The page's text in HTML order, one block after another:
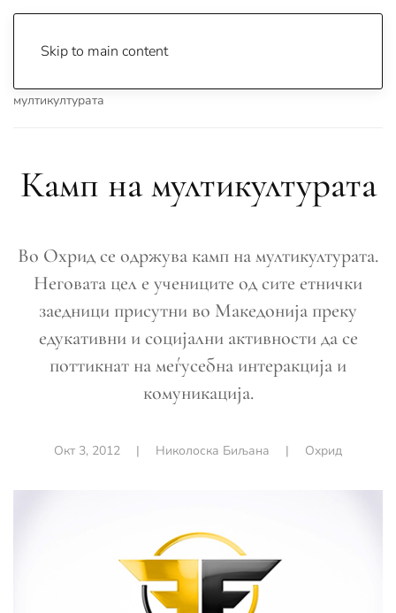
Skip to main content
мултикултурата
Камп на мултикултурата
Во Охрид се одржува камп на мултикултурата.
Неговата цел е учениците од сите етнички
заедници присутни во Македонија преку
едукативни и социјални активности да се
поттикнат на меѓусебна интеракција и
комуникација.
Окт 3, 2012 | Николоска Биљана | Охрид